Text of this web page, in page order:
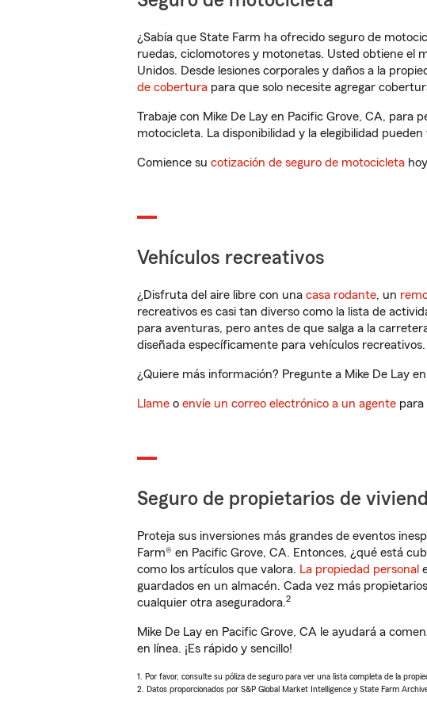
¿Sabía que State Farm ha ofrecido seguro de
ruedas, ciclomotores y motonetas. Usted obtiene el
Unidos. Desde lesiones corporales y daños a la
de cobertura para que solo necesite agregar
Trabaje con Mike De Lay en Pacific Grove, CA, para
motocicleta. La disponibilidad y la elegibilidad pueden
Comience su cotización de seguro de motocicleta
Vehículos recreativos
¿Disfruta del aire libre con una casa rodante, un
recreativos es casi tan diverso como la lista de
para aventuras, pero antes de que salga a la
diseñada específicamente para vehículos
¿Quiere más información? Pregunte a Mike De Lay
Llame o envíe un correo electrónico a un agente para
Seguro de propietarios de
Proteja sus inversiones más grandes de eventos
Farm® en Pacific Grove, CA. Entonces, ¿qué está
como los artículos que valora. La propiedad personal
guardados en un almacén. Cada vez más
cualquier otra aseguradora.2
Mike De Lay en Pacific Grove, CA le ayudará a
en línea. ¡Es rápido y sencillo!
1. Por favor, consulte su póliza de seguro para ver una lista completa de la
2. Datos proporcionados por S&P Global Market Intelligence y State Farm